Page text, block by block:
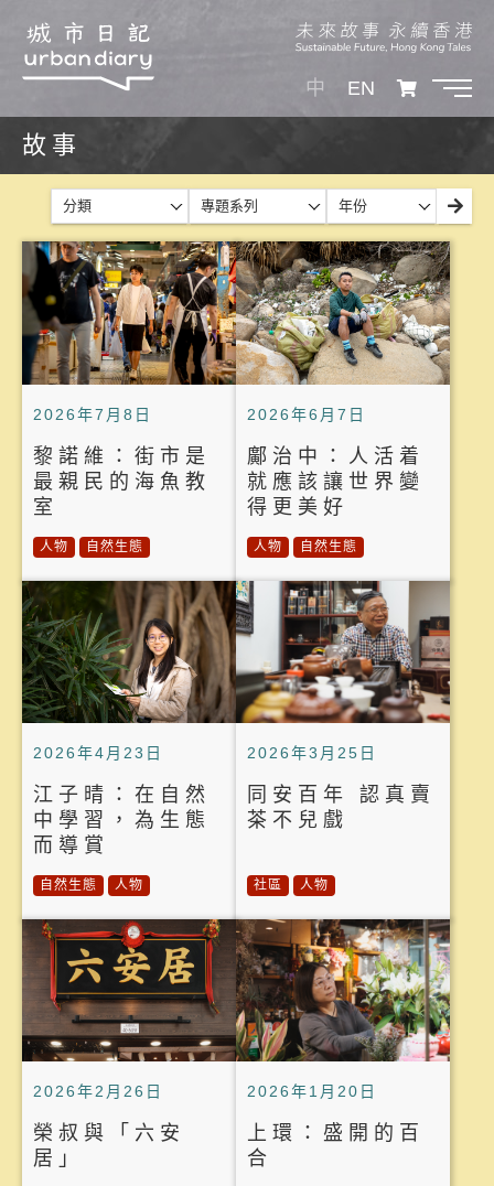
中 EN
故事
分類 專題系列 年份
2026年7月8日
黎諾維：街市是
最親民的海魚教
室
人物 自然生態
2026年6月7日
鄺治中：人活着
就應該讓世界變
得更美好
人物 自然生態
2026年4月23日
江子晴：在自然
中學習，為生態
而導賞
自然生態 人物
2026年3月25日
同安百年 認真賣
茶不兒戲
社區 人物
2026年2月26日
榮叔與「六安
居」
2026年1月20日
上環：盛開的百
合